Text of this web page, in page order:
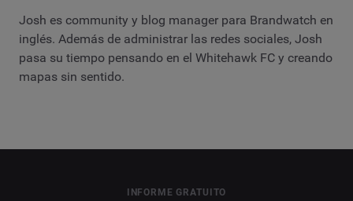
Josh es community y blog manager para Brandwatch en
inglés. Además de administrar las redes sociales, Josh
pasa su tiempo pensando en el Whitehawk FC y creando
mapas sin sentido.
INFORME GRATUITO